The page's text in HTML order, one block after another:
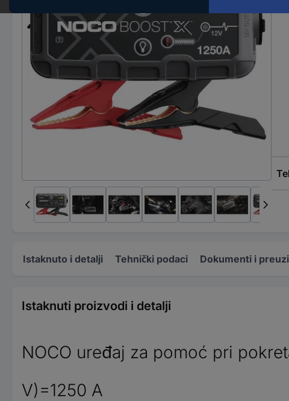
Istaknuto i detalji Tehnički podaci Dokumenti i
Istaknuti proizvodi i detalji
NOCO uređaj za pomoć pri
V)=1250 A